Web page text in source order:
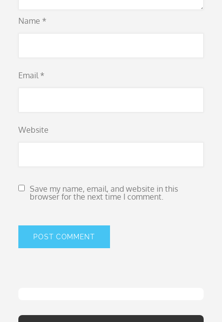
Name *
Email *
Website
Save my name, email, and website in this
browser for the next time I comment.